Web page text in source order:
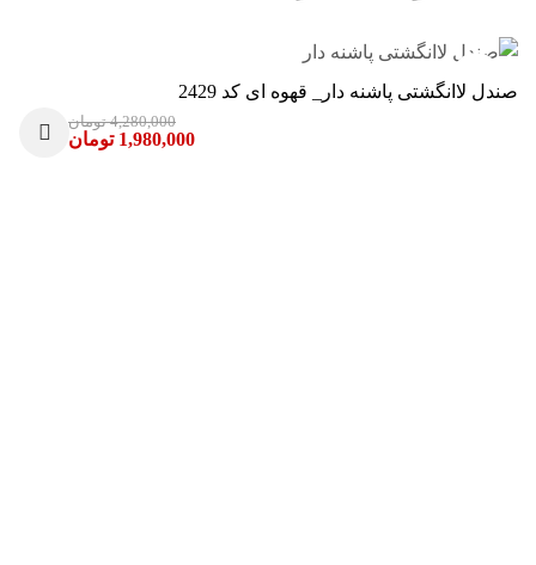
صندل لاانگشتی پاشنه دار_ قهوه ای کد 2429
4,280,000 تومان
1,980,000 تومان